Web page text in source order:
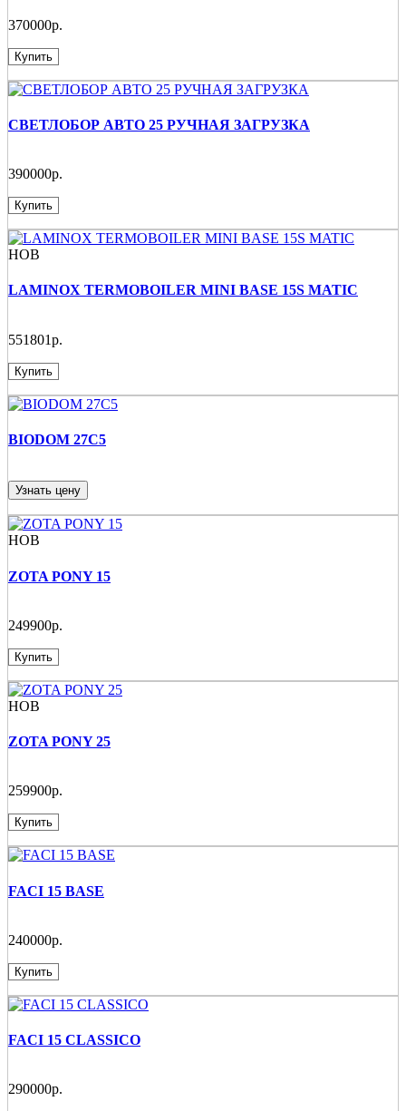
370000р.
Купить
СВЕТЛОБОР АВТО 25 РУЧНАЯ ЗАГРУЗКА
390000р.
Купить
НОВ
LAMINOX TERMOBOILER MINI BASE 15S MATIC
551801р.
Купить
BIODOM 27C5
Узнать цену
НОВ
ZOTA PONY 15
249900р.
Купить
НОВ
ZOTA PONY 25
259900р.
Купить
FACI 15 BASE
240000р.
Купить
FACI 15 CLASSICO
290000р.